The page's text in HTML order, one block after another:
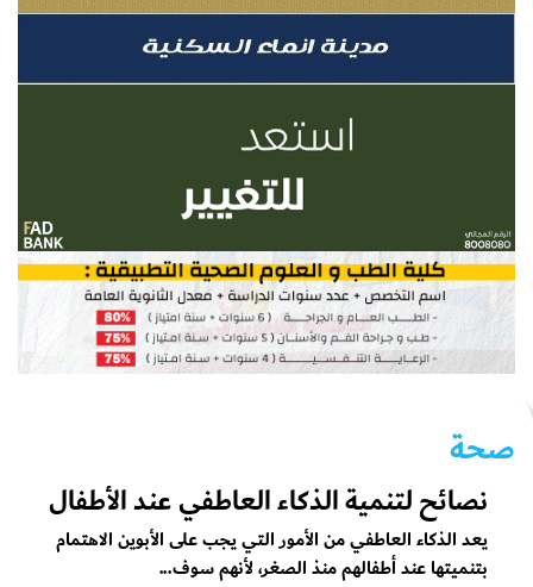
صحة
نصائح لتنمية الذكاء العاطفي عند الأطفال
يعد الذكاء العاطفي من الأمور التي يجب على الأبوين الاهتمام
بتنميتها عند أطفالهم منذ الصغر، لأنهم سوف...